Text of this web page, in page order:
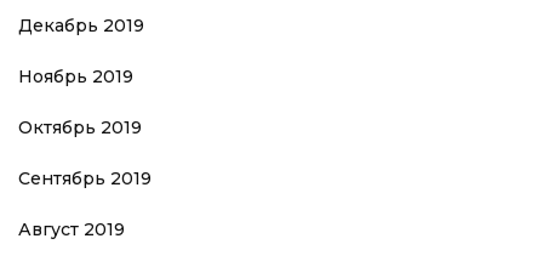
Декабрь 2019
Ноябрь 2019
Октябрь 2019
Сентябрь 2019
Август 2019